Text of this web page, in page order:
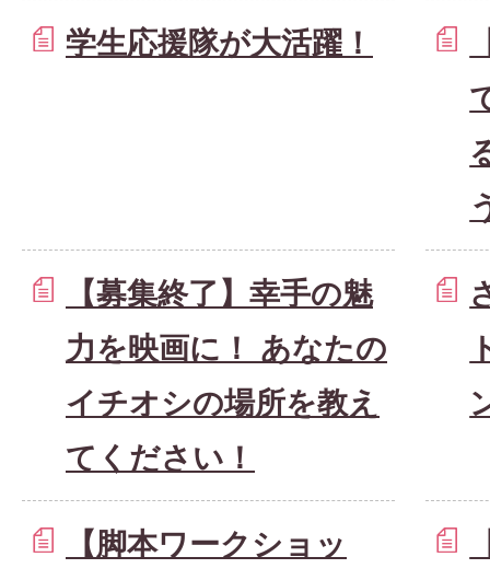
学生応援隊が大活躍！
【募集終了】幸手の魅
力を映画に！ あなたの
イチオシの場所を教え
てください！
【脚本ワークショッ